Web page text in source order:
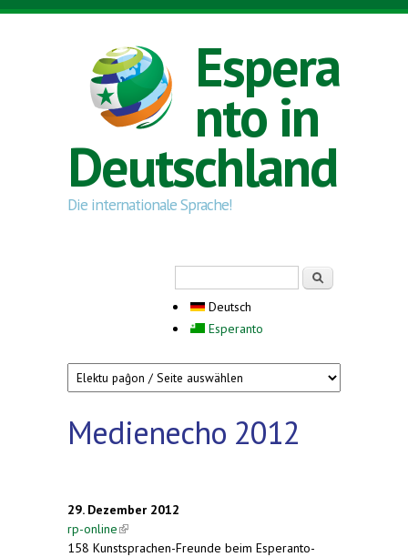
Direkt zum Inhalt
Espera
nto in
Deutschland
Die internationale Sprache!
Deutsch
Esperanto
Medienecho 2012
29. Dezember 2012
rp-online(link is external)
158 Kunstsprachen-Freunde beim Esperanto-